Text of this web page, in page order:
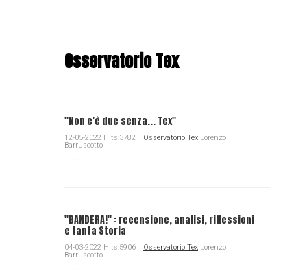
Osservatorio Tex
"Non c'è due senza... Tex"
12-05-2022 Hits:3782 Osservatorio Tex Lorenzo
Barruscotto
...
"BANDERA!" : recensione, analisi, riflessioni
e tanta Storia
04-03-2022 Hits:5906 Osservatorio Tex Lorenzo
Barruscotto
...